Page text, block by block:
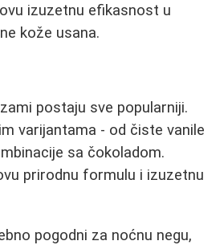
izuzetnu efikasnost u
kože usana.
postaju sve popularniji.
varijantama - od čiste vanile
sa čokoladom.
prirodnu formulu i izuzetnu
pogodni za noćnu negu,